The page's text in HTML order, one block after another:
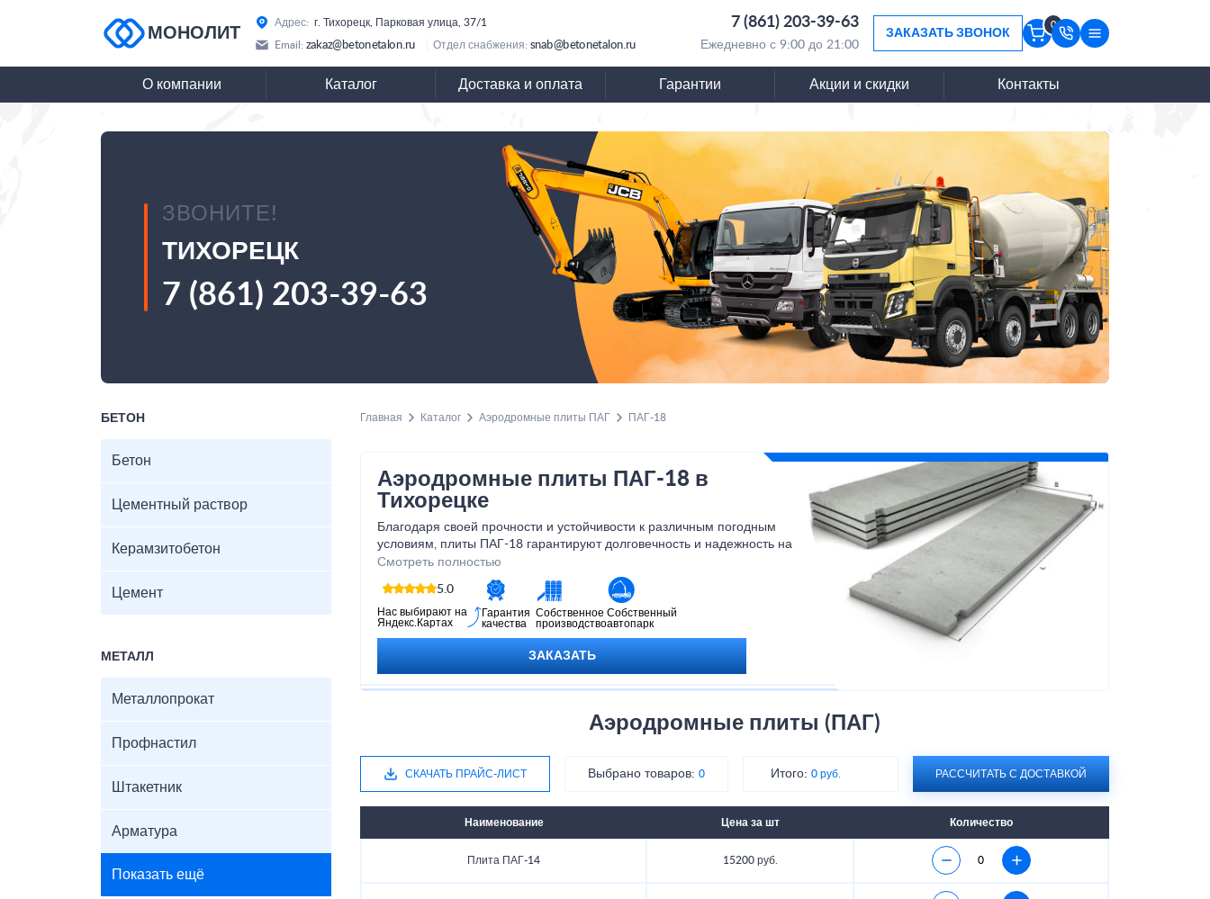
МОНОЛИТ
Адрес: г. Тихорецк, Парковая улица, 37/1 7 (861) 203-39-63
Email: zakaz@betonetalon.ru Отдел снабжения: snab@betonetalon.ru Ежедневно с 9:00 до 21:00
ЗАКАЗАТЬ ЗВОНОК
0
О компании Каталог Доставка и оплата Гарантии Акции и скидки Контакты
ЗВОНИТЕ!
ТИХОРЕЦК
7 (861) 203-39-63
БЕТОН
Бетон
Цементный раствор
Керамзитобетон
Цемент
МЕТАЛЛ
Металлопрокат
Профнастил
Штакетник
Арматура
Показать ещё
Главная Каталог Аэродромные плиты ПАГ ПАГ-18
Аэродромные плиты ПАГ-18 в
Тихорецке
Благодаря своей прочности и устойчивости к различным погодным
условиям, плиты ПАГ-18 гарантируют долговечность и надежность на
протяжении многих лет. Не упустите возможность улучшить свою
инфраструктуру с помощью аэродромных плит ПАГ-18 и обеспечить
безопасность для всех пользователей вашего аэродрома.
Смотреть полностью
5.0
Нас выбирают на
Яндекс.Картах
Гарантия
качества
Собственное
производство
Собственный
автопарк
ЗАКАЗАТЬ
Аэродромные плиты (ПАГ)
СКАЧАТЬ ПРАЙС-ЛИСТ Выбрано товаров: 0 Итого:0 руб. РАССЧИТАТЬ С ДОСТАВКОЙ
Наименование Цена за шт Количество
Плита ПАГ-14 15200 руб.